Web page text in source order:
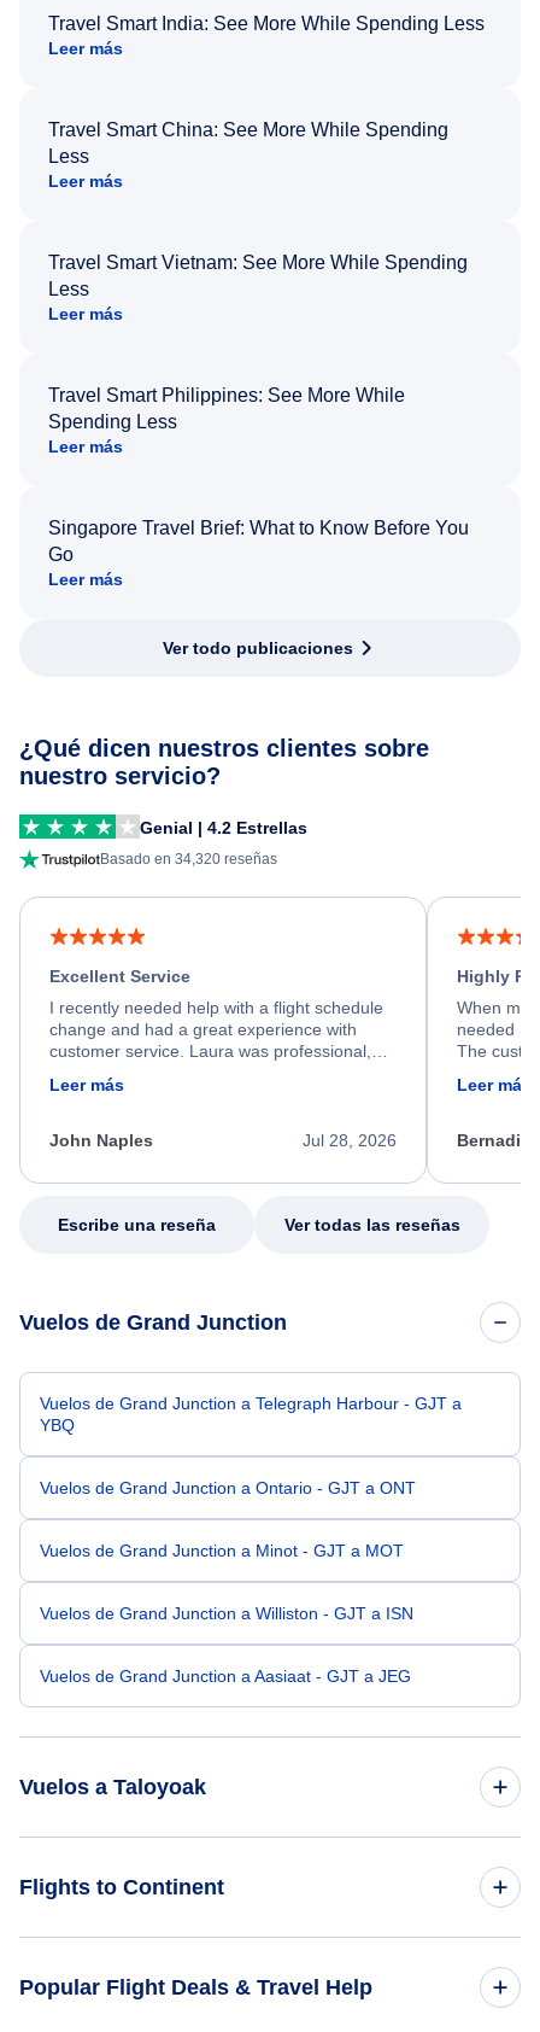
Travel Smart India: See More While Spending Less
Leer más
Travel Smart China: See More While Spending
Less
Leer más
Travel Smart Vietnam: See More While Spending
Less
Leer más
Travel Smart Philippines: See More While
Spending Less
Leer más
Singapore Travel Brief: What to Know Before You
Go
Leer más
Ver todo publicaciones
¿Qué dicen nuestros clientes sobre
nuestro servicio?
Genial | 4.2 Estrellas
Basado en 34,320 reseñas
Excellent Service
I recently needed help with a flight schedule
change and had a great experience with
customer service. Laura was professional,
friendly, and very helpful throughout the
process. She quickly found a solution and
appreciate her excellent service.
Leer más
Jul 28, 2026
John Naples
Highly
When my
needed
The
calm,
my issue.
Leer más
Escribe una reseña Ver todas las reseñas
Vuelos de Grand Junction
Vuelos de Grand Junction a Telegraph Harbour - GJT a
YBQ
Vuelos de Grand Junction a Ontario - GJT a ONT
Vuelos de Grand Junction a Minot - GJT a MOT
Vuelos de Grand Junction a Williston - GJT a ISN
Vuelos de Grand Junction a Aasiaat - GJT a JEG
Vuelos a Taloyoak
Vuelos de Bhuj a Taloyoak - BHJ a YYH
Flights to Continent
Popular Flight Deals & Travel Help